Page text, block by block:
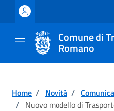
Vai ai contenuti
Vai al footer
Comune di
Romano
Home / Novità /
/ Nuovo modello di